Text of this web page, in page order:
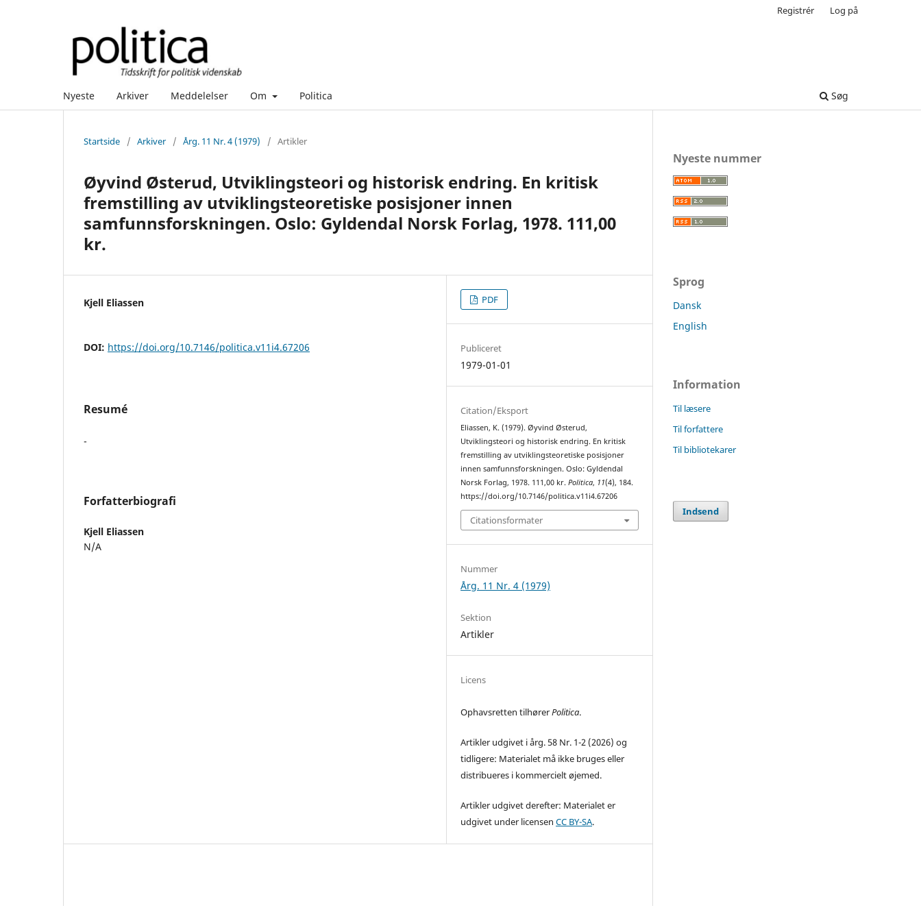
Nyeste Arkiver Meddelelser Om Politica Søg
Registrér Log på
Startside / Arkiver / Årg. 11 Nr. 4 (1979) / Artikler
Øyvind Østerud, Utviklingsteori og historisk endring. En kritisk
fremstilling av utviklingsteoretiske posisjoner innen
samfunnsforskningen. Oslo: Gyldendal Norsk Forlag, 1978. 111,00
kr.
Kjell Eliassen
DOI: https://doi.org/10.7146/politica.v11i4.67206
Resumé
-
Forfatterbiografi
Kjell Eliassen
N/A
PDF
Publiceret
1979-01-01
Citation/Eksport
Eliassen, K. (1979). Øyvind Østerud,
Utviklingsteori og historisk endring. En kritisk
fremstilling av utviklingsteoretiske posisjoner
innen samfunnsforskningen. Oslo: Gyldendal
Norsk Forlag, 1978. 111,00 kr.Politica, 11(4), 184.
https://doi.org/10.7146/politica.v11i4.67206
Citationsformater
Nummer
Årg. 11 Nr. 4 (1979)
Sektion
Artikler
Licens
Ophavsretten tilhørerPolitica.
Artikler udgivet i årg. 58 Nr. 1-2 (2026) og
tidligere: Materialet må ikke bruges eller
distribueres i kommercielt øjemed.
Artikler udgivet derefter: Materialet er
udgivet under licensenCC BY-SA.
Nyeste nummer
Sprog
Dansk
English
Information
Til læsere
Til forfattere
Til bibliotekarer
Indsend